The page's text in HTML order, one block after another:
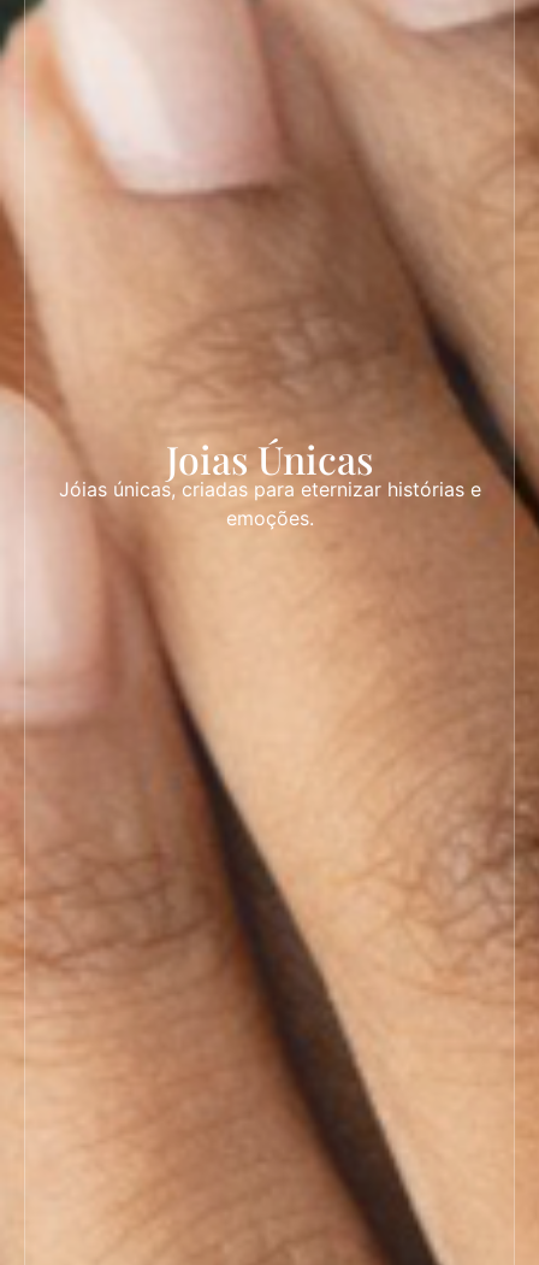
Joias Únicas
Jóias únicas, criadas para eternizar histórias e
emoções.